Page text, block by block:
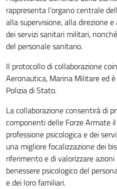
rappresenta l’organo centrale
alla supervisione, alla direzione
dei servizi sanitari militari,
del personale sanitario.
Il protocollo di collaborazione
Aeronautica, Marina Militare ed
Polizia di Stato.
La collaborazione consentirà di
componenti delle Forze Armate
professione psicologica e dei
una migliore focalizzazione dei
riferimento e di valorizzare
benessere psicologico del
e dei loro familiari.